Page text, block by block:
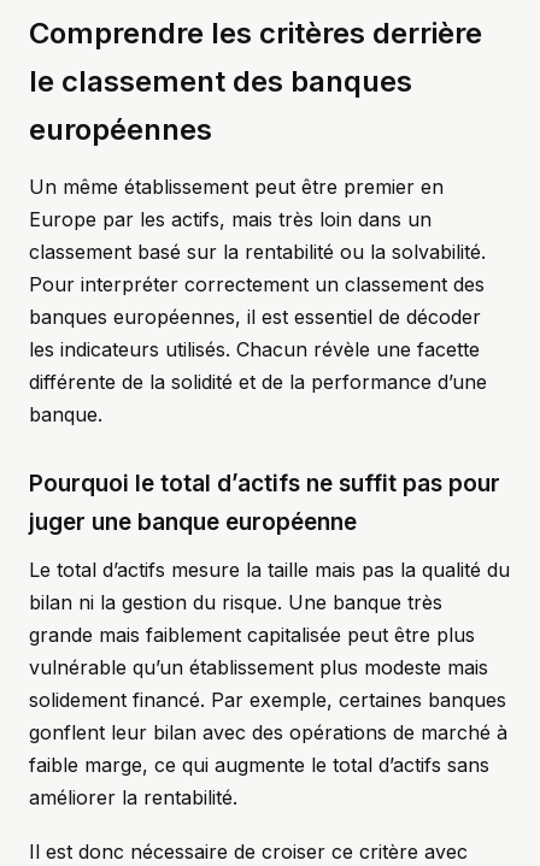
Comprendre les critères derrière
le classement des banques
européennes
Un même établissement peut être premier en
Europe par les actifs, mais très loin dans un
classement basé sur la rentabilité ou la solvabilité.
Pour interpréter correctement un classement des
banques européennes, il est essentiel de décoder
les indicateurs utilisés. Chacun révèle une facette
différente de la solidité et de la performance d’une
banque.
Pourquoi le total d’actifs ne suffit pas pour
juger une banque européenne
Le total d’actifs mesure la taille mais pas la qualité du
bilan ni la gestion du risque. Une banque très
grande mais faiblement capitalisée peut être plus
vulnérable qu’un établissement plus modeste mais
solidement financé. Par exemple, certaines banques
gonflent leur bilan avec des opérations de marché à
faible marge, ce qui augmente le total d’actifs sans
améliorer la rentabilité.
Il est donc nécessaire de croiser ce critère avec